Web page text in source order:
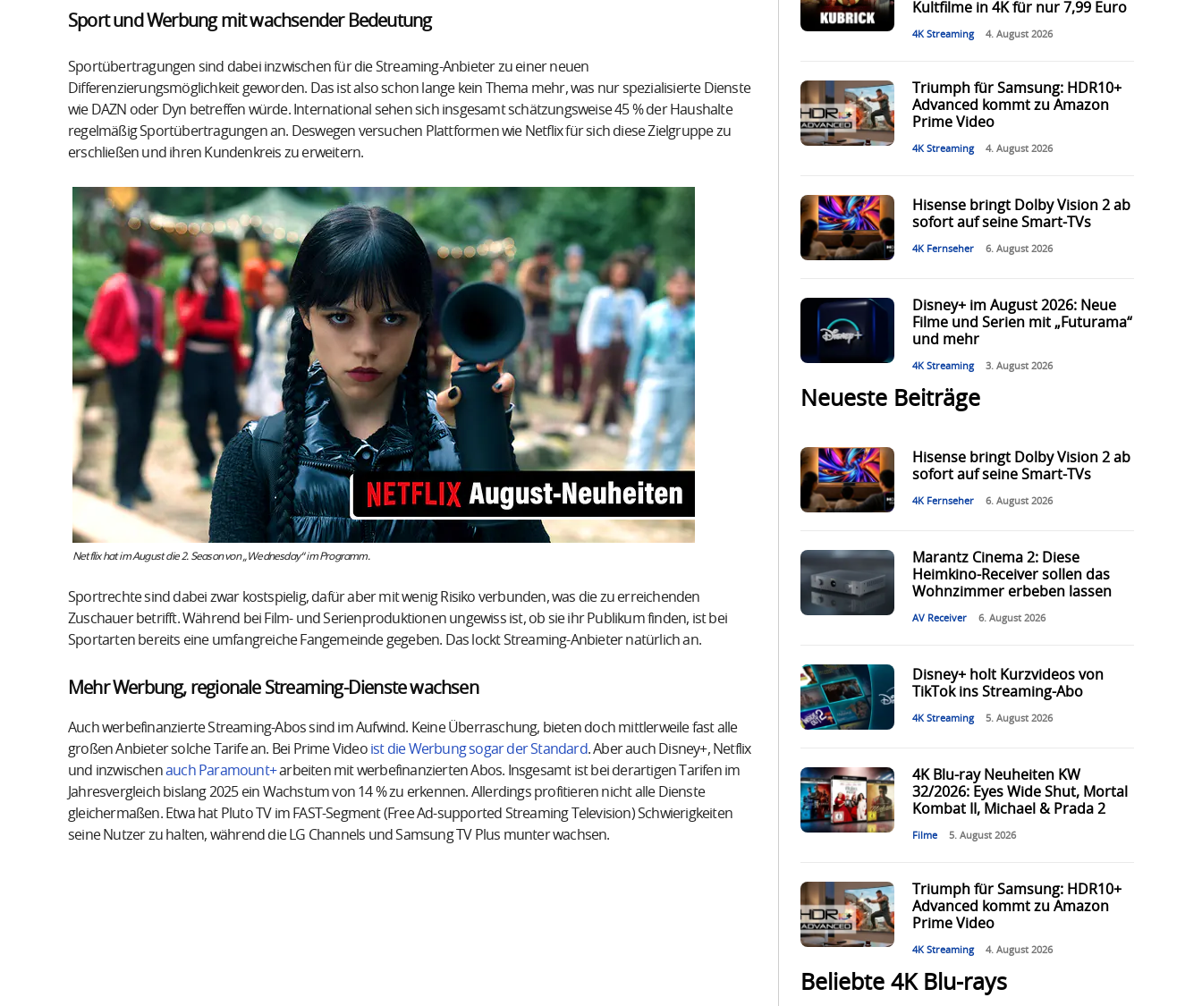
Sport und Werbung mit wachsender Bedeutung
Sportübertragungen sind dabei inzwischen für die Streaming-Anbieter zu einer neuen
Differenzierungsmöglichkeit geworden. Das ist also schon lange kein Thema mehr, was nur spezialisierte Dienste
wie DAZN oder Dyn betreffen würde. International sehen sich insgesamt schätzungsweise 45 % der Haushalte
regelmäßig Sportübertragungen an. Deswegen versuchen Plattformen wie Netflix für sich diese Zielgruppe zu
erschließen und ihren Kundenkreis zu erweitern.
Netflix hat im August die 2. Season von „Wednesday“ im Programm.
Sportrechte sind dabei zwar kostspielig, dafür aber mit wenig Risiko verbunden, was die zu erreichenden
Zuschauer betrifft. Während bei Film- und Serienproduktionen ungewiss ist, ob sie ihr Publikum finden, ist bei
Sportarten bereits eine umfangreiche Fangemeinde gegeben. Das lockt Streaming-Anbieter natürlich an.
Mehr Werbung, regionale Streaming-Dienste wachsen
Auch werbefinanzierte Streaming-Abos sind im Aufwind. Keine Überraschung, bieten doch mittlerweile fast alle
großen Anbieter solche Tarife an. Bei Prime Video ist die Werbung sogar der Standard. Aber auch Disney+, Netflix
und inzwischenauch Paramount+arbeiten mit werbefinanzierten Abos. Insgesamt ist bei derartigen Tarifen im
Jahresvergleich bislang 2025 ein Wachstum von 14 % zu erkennen. Allerdings profitieren nicht alle Dienste
gleichermaßen. Etwa hat Pluto TV im FAST-Segment (Free Ad-supported Streaming Television) Schwierigkeiten
seine Nutzer zu halten, während die LG Channels und Samsung TV Plus munter wachsen.
Kultfilme in 4K für nur 7,99 Euro
4K Streaming 4. August 2026
Triumph für Samsung: HDR10+
Advanced kommt zu Amazon
Prime Video
4K Streaming 4. August 2026
Hisense bringt Dolby Vision 2 ab
sofort auf seine Smart-TVs
4K Fernseher 6. August 2026
Disney+ im August 2026: Neue
Filme und Serien mit „Futurama“
und mehr
4K Streaming 3. August 2026
Neueste Beiträge
Hisense bringt Dolby Vision 2 ab
sofort auf seine Smart-TVs
4K Fernseher 6. August 2026
Marantz Cinema 2: Diese
Heimkino-Receiver sollen das
Wohnzimmer erbeben lassen
AV Receiver 6. August 2026
Disney+ holt Kurzvideos von
TikTok ins Streaming-Abo
4K Streaming 5. August 2026
4K Blu-ray Neuheiten KW
32/2026: Eyes Wide Shut, Mortal
Kombat II, Michael & Prada 2
Filme 5. August 2026
Triumph für Samsung: HDR10+
Advanced kommt zu Amazon
Prime Video
4K Streaming 4. August 2026
Beliebte 4K Blu-rays